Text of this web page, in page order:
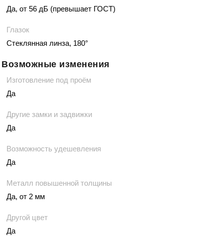
Да, от 56 дБ (превышает ГОСТ)
Глазок
Стеклянная линза, 180°
Возможные изменения
Изготовление под проём
Да
Другие замки и задвижки
Да
Возможность удешевления
Да
Металл повышенной толщины
Да, от 2 мм
Другой цвет
Да